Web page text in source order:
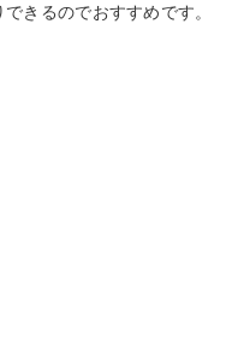
きるのでおすすめです。